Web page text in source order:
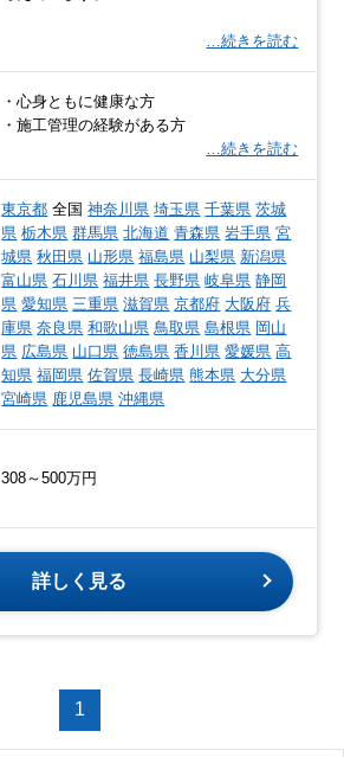
…続きを読む
・心身ともに健康な方
・施工管理の経験がある方
…続きを読む
東京都 全国神奈川県 埼玉県 千葉県 茨城
県 栃木県 群馬県 北海道 青森県 岩手県 宮
城県 秋田県 山形県 福島県 山梨県 新潟県
富山県 石川県 福井県 長野県 岐阜県 静岡
県 愛知県 三重県 滋賀県 京都府 大阪府 兵
庫県 奈良県 和歌山県 鳥取県 島根県 岡山
県 広島県 山口県 徳島県 香川県 愛媛県 高
知県 福岡県 佐賀県 長崎県 熊本県 大分県
宮崎県 鹿児島県 沖縄県
308～500万円
詳しく見る
1